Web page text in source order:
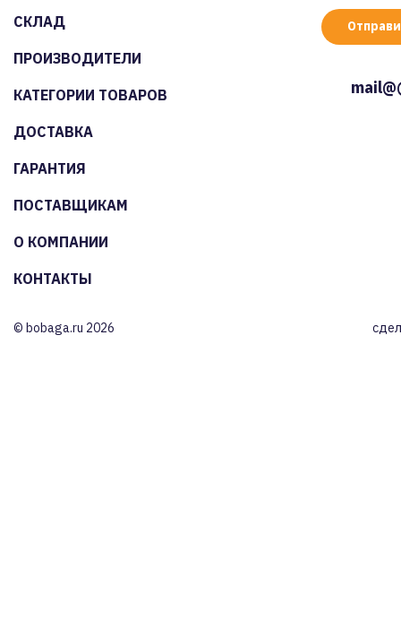
СКЛАД
ПРОИЗВОДИТЕЛИ
КАТЕГОРИИ ТОВАРОВ
ДОСТАВКА
ГАРАНТИЯ
ПОСТАВЩИКАМ
О КОМПАНИИ
КОНТАКТЫ
© bobaga.ru 2026